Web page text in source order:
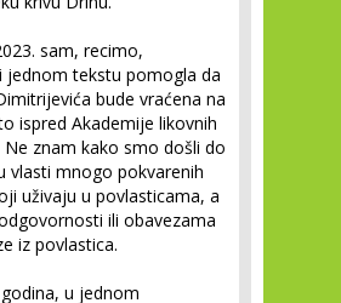
sam, recimo,
jednom tekstu pomogla da
bude vraćena na
ispred Akademije likovnih
znam kako smo došli do
vlasti mnogo pokvarenih
uživaju u povlasticama, a
ili obavezama
iz povlastica.
u jednom